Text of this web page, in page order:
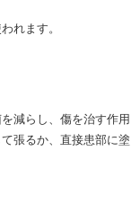
れます。
減らし、傷を治す作用
張るか、直接患部に塗